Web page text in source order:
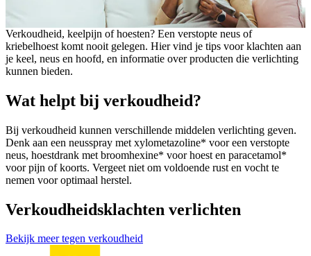
Verkoudheid, keelpijn of hoesten? Een verstopte neus of
kriebelhoest komt nooit gelegen. Hier vind je tips voor klachten aan
je keel, neus en hoofd, en informatie over producten die verlichting
kunnen bieden.
Wat helpt bij verkoudheid?
Bij verkoudheid kunnen verschillende middelen verlichting geven.
Denk aan een neusspray met xylometazoline* voor een verstopte
neus, hoestdrank met broomhexine* voor hoest en paracetamol*
voor pijn of koorts. Vergeet niet om voldoende rust en vocht te
nemen voor optimaal herstel.
Verkoudheidsklachten verlichten
Bekijk meer tegen verkoudheid